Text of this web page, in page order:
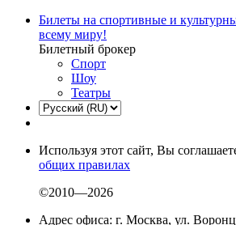
Билеты на спортивные и
всему миру!
Билетный брокер
Спорт
Шоу
Театры
Используя этот сайт, Вы
общих правилах
©2010—2026
Адрес офиса: г. Москва, ул.